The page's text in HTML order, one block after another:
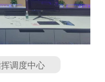
调度中心